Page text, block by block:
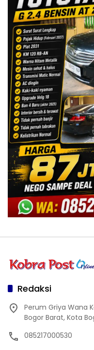
Redaksi
Perum Griya Wana
Bogor Barat, Kota
085217000530